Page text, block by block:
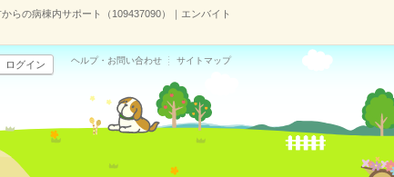
らの病棟内サポート（109437090）｜エンバイト
ログイン ヘルプ・お問い合わせ サイトマップ